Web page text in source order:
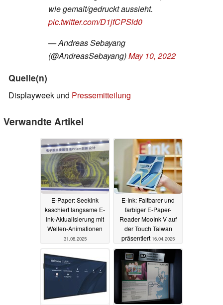
wie gemalt/gedruckt aussieht.
pic.twitter.com/D1jfCPSld0
— Andreas Sebayang
(@AndreasSebayang)May 10, 2022
Quelle(n)
Displayweek und Pressemitteilung
Verwandte Artikel
E-Paper: Seekink
kaschiert langsame E-
Ink-Aktualisierung mit
Wellen-Animationen
31.08.2025
E-Ink: Faltbarer und
farbiger E-Paper-
Reader MooInk V auf
der Touch Taiwan
präsentiert 16.04.2025